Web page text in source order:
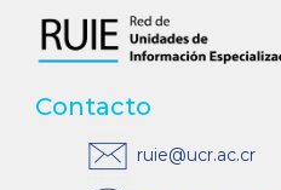
Contacto
ruie@ucr.ac.cr